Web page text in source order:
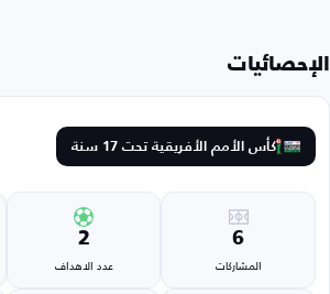
الإحصائيات
كأس الأمم الأفريقية تحت 17 سنة
6
المشاركات
2
عدد الاهداف